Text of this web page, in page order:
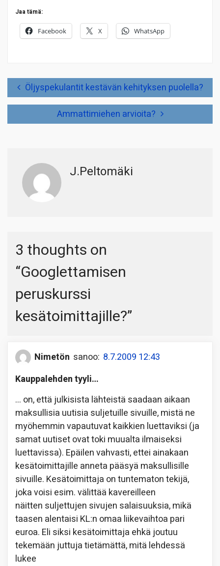
Jaa tämä:
Facebook X WhatsApp
Artikkelien
selausÖljyspekulantit kestävän kehityksen puolella?
Ammattimiehen arvioita?
J.Peltomäki
3 thoughts on
“Googlettamisen
peruskurssi
kesätoimittajille?”
Nimetön sanoo: 8.7.2009 12:43
Kauppalehden tyyli…
… on, että julkisista lähteistä saadaan aikaan
maksullisia uutisia suljetuille sivuille, mistä ne
myöhemmin vapautuvat kaikkien luettaviksi (ja
samat uutiset ovat toki muualta ilmaiseksi
luettavissa). Epäilen vahvasti, ettei ainakaan
kesätoimittajille anneta pääsyä maksullisille
sivuille. Kesätoimittaja on tuntematon tekijä,
joka voisi esim. välittää kavereilleen
näitten suljettujen sivujen salaisuuksia, mikä
taasen alentaisi KL:n omaa liikevaihtoa pari
euroa. Eli siksi kesätoimittaja ehkä joutuu
tekemään juttuja tietämättä, mitä lehdessä
lukee